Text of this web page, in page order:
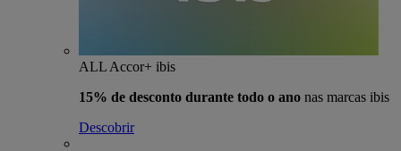
ALL Accor+ ibis
15% de desconto durante todo o ano nas marcas ibis
Descobrir